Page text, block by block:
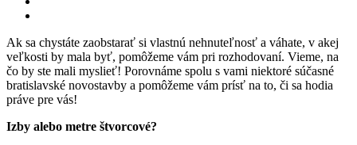
Ak sa chystáte zaobstarať si vlastnú nehnuteľnosť a váhate, v akej
veľkosti by mala byť, pomôžeme vám pri rozhodovaní. Vieme, na
čo by ste mali myslieť! Porovnáme spolu s vami niektoré súčasné
bratislavské novostavby a pomôžeme vám prísť na to, či sa hodia
práve pre vás!
Izby alebo metre štvorcové?